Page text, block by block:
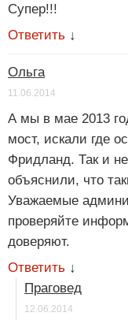
Супер!!!
Ответить ↓
Ольга
11.06.2014
А мы в мае 2013
мост, искали где
Фридланд. Так и
объяснили, что
Уважаемые
проверяйте
доверяют.
Ответить ↓
Праговед
12.06.2014